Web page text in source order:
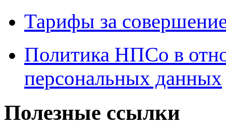
Тарифы за
Политика НПСо в
персональных данных
Полезные ссылки